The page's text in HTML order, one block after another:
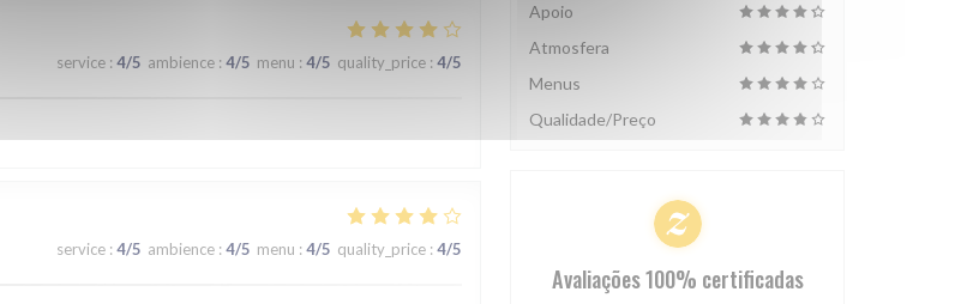
service : 4/5 ambience : 4/5 menu : 4/5 quality_price : 4/5
service : 4/5 ambience : 4/5 menu : 4/5 quality_price : 4/5
Apoio
Atmosfera
Menus
Qualidade/Preço
Avaliações 100% certificadas